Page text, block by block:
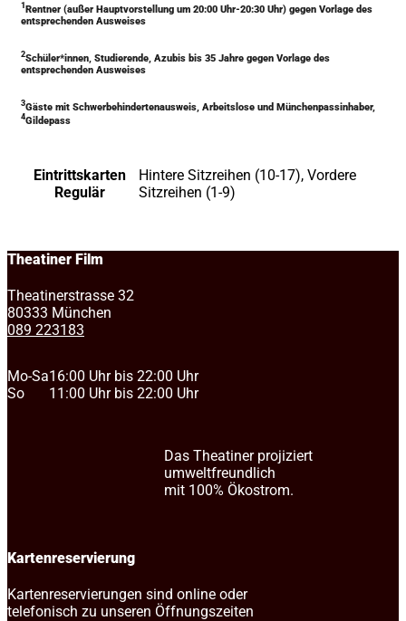
1 Rentner (außer Hauptvorstellung um 20:00 Uhr-20:30 Uhr) gegen Vorlage des
entsprechenden Ausweises
2Schüler*innen, Studierende, Azubis bis 35 Jahre gegen Vorlage des
entsprechenden Ausweises
3Gäste mit Schwerbehindertenausweis, Arbeitslose und Münchenpassinhaber,
4Gildepass
Eintrittskarten
Regulär
Hintere Sitzreihen (10-17), Vordere
Sitzreihen (1-9)
Theatiner Film
Theatinerstrasse 32
80333 München
089 223183
Mo-Sa
So
16:00 Uhr bis 22:00 Uhr
11:00 Uhr bis 22:00 Uhr
Das Theatiner projiziert
umweltfreundlich
mit 100% Ökostrom.
Kartenreservierung
Kartenreservierungen sind online oder
telefonisch zu unseren Öffnungszeiten